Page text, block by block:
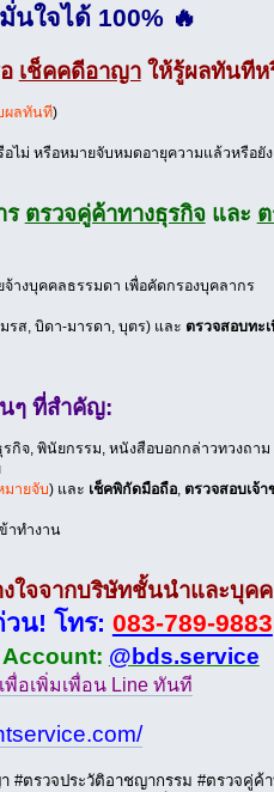
นใจได้ 100% 🔥
เช็คคดีอาญาให้รู้ผลทันทีห
ผลทันที)
ไม่ หรือหมายจับหมดอายุความแล้วหรือยัง
ร ตรวจคู่ค้าทางธุรกิจและ
งบุคคลธรรมดา เพื่อคัดกรองบุคลากร
ส, บิดา-มารดา, บุตร) และ ตรวจสอบทะ
ๆ ที่สำคัญ:
กิจ, พินัยกรรม, หนังสือบอกกล่าวทวงถาม
มายจับ) และ เช็คพิกัดมือถือ, ตรวจสอบเจ้า
าทำงาน
ใจจากบริษัทชั้นนำและบุค
น! โทร: 083-789-9883
Account: @bds.service
อเพิ่มเพื่อน Line ทันที
#ตรวจประวัติอาชญากรรม #ตรวจคู่ค้